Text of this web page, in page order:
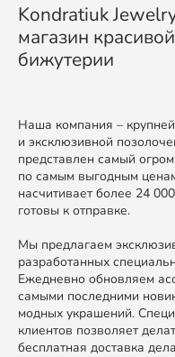
Kondratiuk
магазин
бижутерии
Наша компания –
и эксклюзивной
представлен самый
по самым выгодным
насчитивает более 24
готовы к отправке.
Мы предлагаем
разработанных
Ежедневно обновляем
самыми последними
модных украшений.
клиентов позволяет
бесплатная доставка